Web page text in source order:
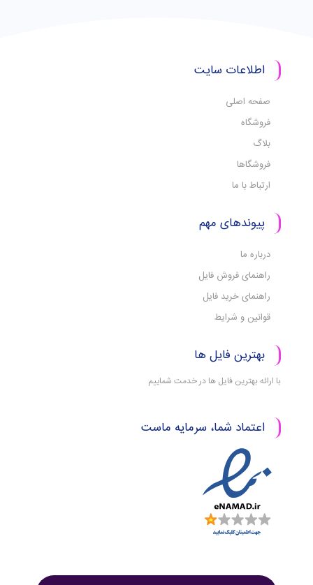
اطلاعات سایت
صفحه اصلی
فروشگاه
بلاگ
فروشگاها
ارتباط با ما
پیوندهای مهم
درباره ما
راهنمای فروش فایل
راهنمای خرید فایل
قوانین و شرایط
بهترین فایل ها
با ارائه بهترین فایل ها در خدمت شماییم
اعتماد شما، سرمایه ماست